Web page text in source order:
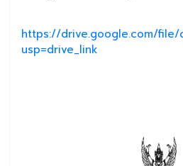
https://drive.google.com/file/
usp=drive_link